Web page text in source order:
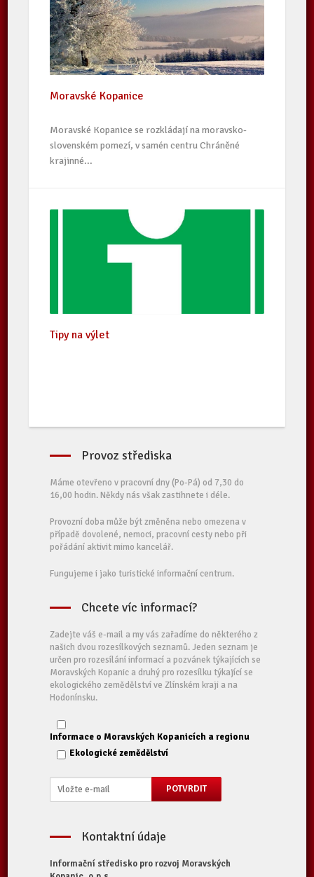
Moravské Kopanice
Moravské Kopanice se rozkládají na moravsko-
slovenském pomezí, v samén centru Chráněné
krajinné...
Tipy na výlet
Provoz střediska
Máme otevřeno v pracovní dny (Po-Pá) od 7,30 do
16,00 hodin. Někdy nás však zastihnete i déle.
Provozní doba může být změněna nebo omezena v
případě dovolené, nemoci, pracovní cesty nebo při
pořádání aktivit mimo kancelář.
Fungujeme i jako turistické informační centrum.
Chcete víc informací?
Zadejte váš e-mail a my vás zařadíme do některého z
našich dvou rozesílkových seznamů. Jeden seznam je
určen pro rozesílání informací a pozvánek týkajících se
Moravských Kopanic a druhý pro rozesílku týkající se
ekologického zemědělství ve Zlínském kraji a na
Hodonínsku.
Informace o Moravských Kopanicích a regionu
Ekologické zemědělství
Kontaktní údaje
Informační středisko pro rozvoj Moravských